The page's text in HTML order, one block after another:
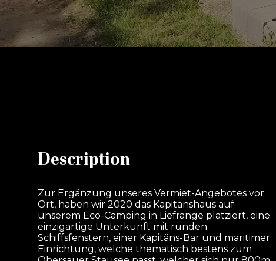
Description
Zur Ergänzung unseres Vermiet-Angebotes vor
Ort, haben wir 2020 das Kapitänshaus auf
unserem Eco-Camping in Liefrange platziert, eine
einzigartige Unterkunft mit runden
Schiffsfenstern, einer Kapitäns-Bar und maritimer
Einrichtung, welche thematisch bestens zum